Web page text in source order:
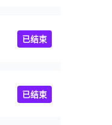
已结束
已结束